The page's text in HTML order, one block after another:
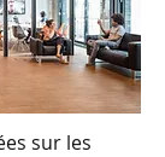
sur les